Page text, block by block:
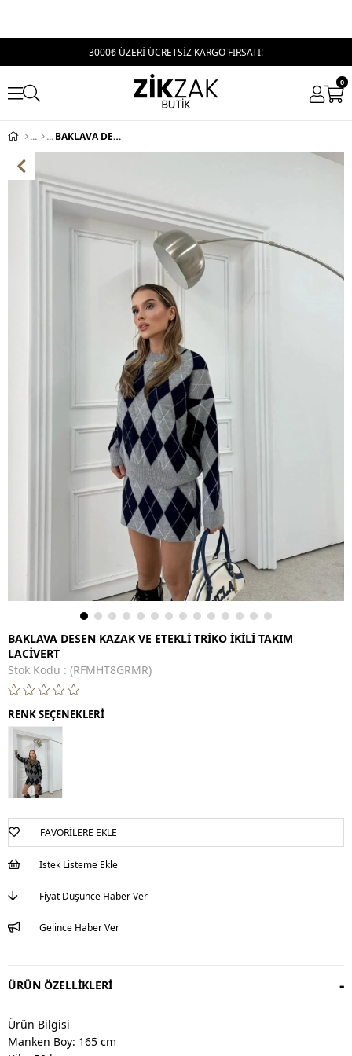
3000₺ ÜZERİ ÜCRETSİZ KARGO FIRSATI!
0
BAKLAVA DESEN KAZAK VE ETEKLİ TRİKO İKİLİ TAKIM LACİVERT
BAKLAVA DESEN KAZAK VE ETEKLİ TRİKO İKİLİ TAKIM
LACİVERT
Stok Kodu
(RFMHT8GRMR)
RENK SEÇENEKLERİ
FAVORILERE EKLE
İstek Listeme Ekle
Fiyat Düşünce Haber Ver
Gelince Haber Ver
ÜRÜN ÖZELLIKLERI
Ürün Bilgisi
Manken Boy: 165 cm